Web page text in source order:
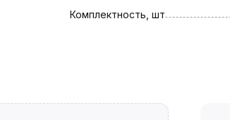
Комплектность, шт